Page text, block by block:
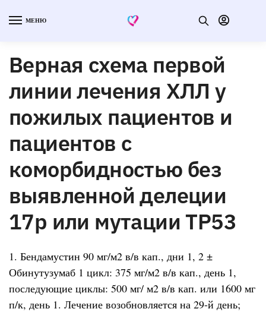
МЕНЮ
Верная схема первой
линии лечения ХЛЛ у
пожилых пациентов и
пациентов с
коморбидностью без
выявленной делеции
17p или мутации TP53
1. Бендамустин 90 мг/м2 в/в кап., дни 1, 2 ±
Обинутузумаб 1 цикл: 375 мг/м2 в/в кап., день 1,
последующие циклы: 500 мг/ м2 в/в кап. или 1600 мг
п/к, день 1. Лечение возобновляется на 29-й день;